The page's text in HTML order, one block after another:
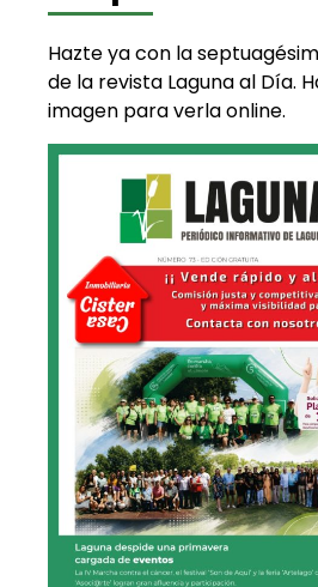
Hazte ya con la
de la revista Laguna al Día.
imagen para verla online.